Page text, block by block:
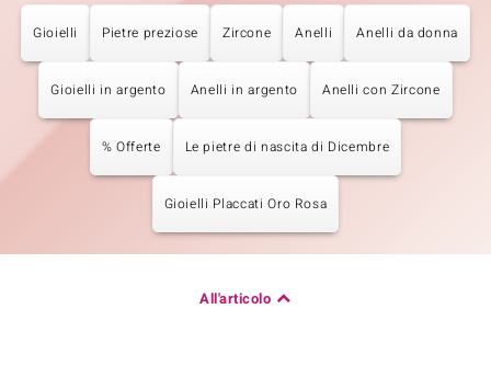
Gioielli Pietre preziose Zircone Anelli Anelli da donna
Gioielli in argento Anelli in argento Anelli con Zircone
% Offerte Le pietre di nascita di Dicembre
Gioielli Placcati Oro Rosa
All'articolo